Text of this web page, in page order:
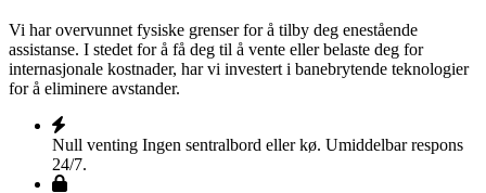
Vi har overvunnet fysiske grenser for å tilby deg enestående
assistanse. I stedet for å få deg til å vente eller belaste deg for
internasjonale kostnader, har vi investert i banebrytende teknologier
for å eliminere avstander.
Null venting Ingen sentralbord eller kø. Umiddelbar respons
24/7.